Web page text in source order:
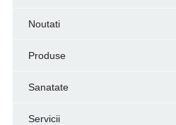
Noutati
Produse
Sanatate
Servicii